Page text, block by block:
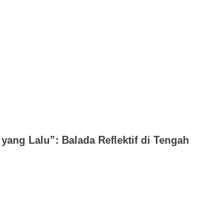
Lalu”: Balada Reflektif di Tengah